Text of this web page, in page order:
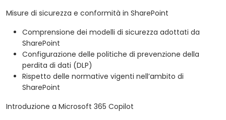
Misure di sicurezza e conformità in SharePoint
Comprensione dei modelli di sicurezza adottati da
SharePoint
Configurazione delle politiche di prevenzione della
perdita di dati (DLP)
Rispetto delle normative vigenti nell’ambito di
SharePoint
Introduzione a Microsoft 365 Copilot